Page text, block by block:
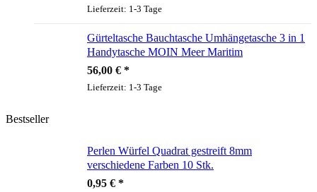
Lieferzeit: 1-3 Tage
Gürteltasche Bauchtasche Umhängetasche 3 in 1
Handytasche MOIN Meer Maritim
56,00 €
Lieferzeit: 1-3 Tage
Bestseller
Perlen Würfel Quadrat gestreift 8mm
verschiedene Farben 10 Stk.
0,95 €